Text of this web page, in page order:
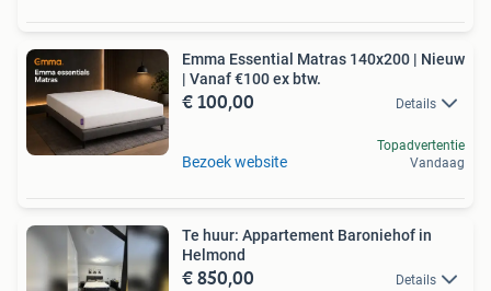
Emma Essential Matras 140x200 | Nieuw
| Vanaf €100 ex btw.
€ 100,00 Details
Bezoek website
Topadvertentie
Vandaag
Te huur: Appartement Baroniehof in
Helmond
€ 850,00 Details